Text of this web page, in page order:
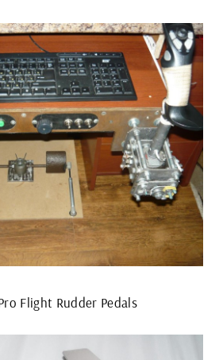
Flight Rudder Pedals